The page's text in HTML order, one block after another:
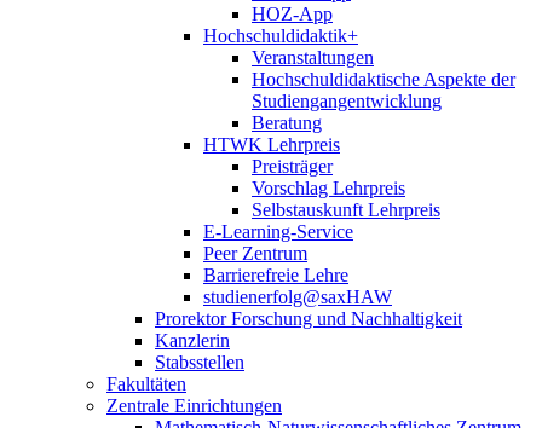
HOZ-App
Hochschuldidaktik+
Veranstaltungen
Hochschuldidaktische Aspekte der
Studiengangentwicklung
Beratung
HTWK Lehrpreis
Preisträger
Vorschlag Lehrpreis
Selbstauskunft Lehrpreis
E-Learning-Service
Peer Zentrum
Barrierefreie Lehre
studienerfolg@saxHAW
Prorektor Forschung und Nachhaltigkeit
Kanzlerin
Stabsstellen
Fakultäten
Zentrale Einrichtungen